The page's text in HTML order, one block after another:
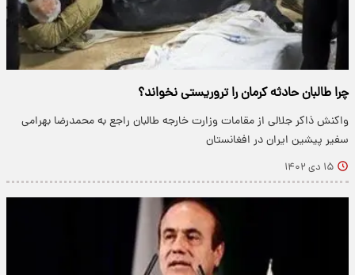
چرا طالبان حادثه کرمان را تروریستی نخواند؟
واکنش ذاکر جلالی از مقامات وزارت خارجه طالبان راجع به محمدرضا بهرامی
سفیر پیشین ایران در افغانستان
۱۵ دی ۱۴۰۲